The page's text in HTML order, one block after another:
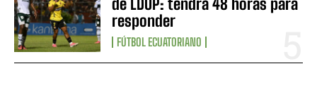
responder
FÚTBOL ECUATORIANO